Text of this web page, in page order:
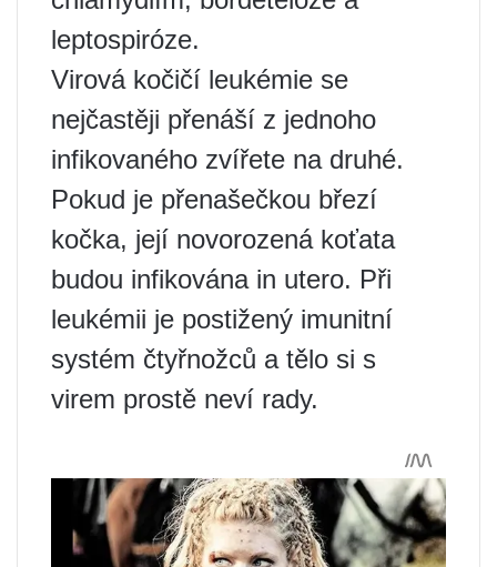
leptospiróze.
Virová kočičí leukémie se
nejčastěji přenáší z jednoho
infikovaného zvířete na druhé.
Pokud je přenašečkou březí
kočka, její novorozená koťata
budou infikována in utero. Při
leukémii je postižený imunitní
systém čtyřnožců a tělo si s
virem prostě neví rady.